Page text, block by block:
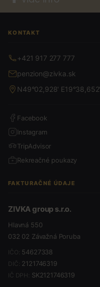
KONTAKT
+421 917 277 777
penzion@zivka.sk
N49°02,928' E19°38,652'
Facebook
Instagram
TripAdvisor
Rekreačné poukazy
FAKTURAČNÉ ÚDAJE
ZIVKA group s.r.o.
Hlavná 550
032 02 Závažná Poruba
IČO: 54627338
DIČ: 2121746319
IČ DPH: SK2121746319